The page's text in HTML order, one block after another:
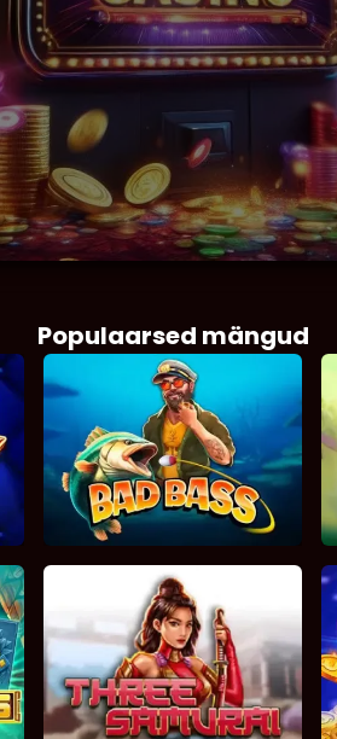
Populaarsed mängud